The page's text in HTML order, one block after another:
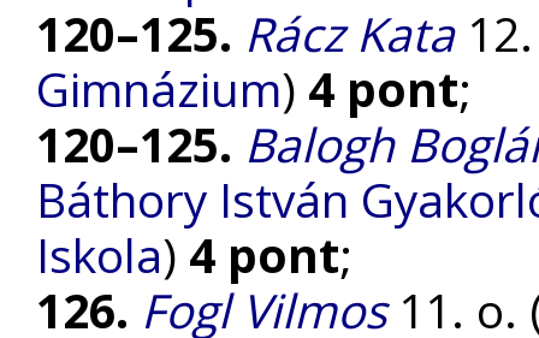
120–125. Rácz Kata12.
Gimnázium) 4 pont;
120–125. Balogh
Báthory István
Iskola) 4 pont;
126. Fogl Vilmos 11. o.